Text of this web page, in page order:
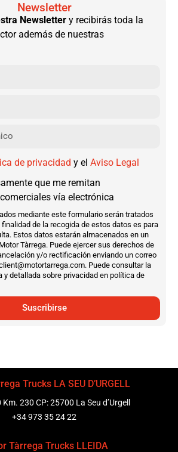
Newsletter
Newsletter y recibirás toda la
además de nuestras
de privacidad y el Aviso Legal
que me remitan
vía electrónica
mediante este formulario serán tratados
finalidad de la recogida de estos datos es para
Estos datos estarán almacenados en un
Tàrrega. Puede ejercer sus derechos de
y/o rectificación enviando un correo
Puede consultar la
y detallada sobre privacidad en política de
Suscribirse
Trucks LA SEU D’URGELL
230 CP: 25700 La Seu d’Urgell
+34 973 35 24 22
Tàrrega Trucks LLEIDA